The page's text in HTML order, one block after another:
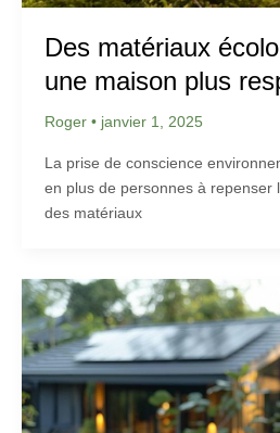
Des matériaux
une maison plus
Roger • janvier 1, 2025
La prise de conscience
en plus de personnes à repenser
des matériaux